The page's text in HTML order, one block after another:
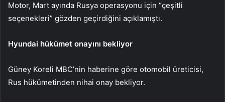
Motor, Mart ayında Rusya operasyonu için “çeşitli
seçenekleri” gözden geçirdiğini açıklamıştı.
Hyundai hükümet onayını bekliyor
Güney Koreli MBC’nin haberine göre otomobil üreticisi,
Rus hükümetinden nihai onay bekliyor.